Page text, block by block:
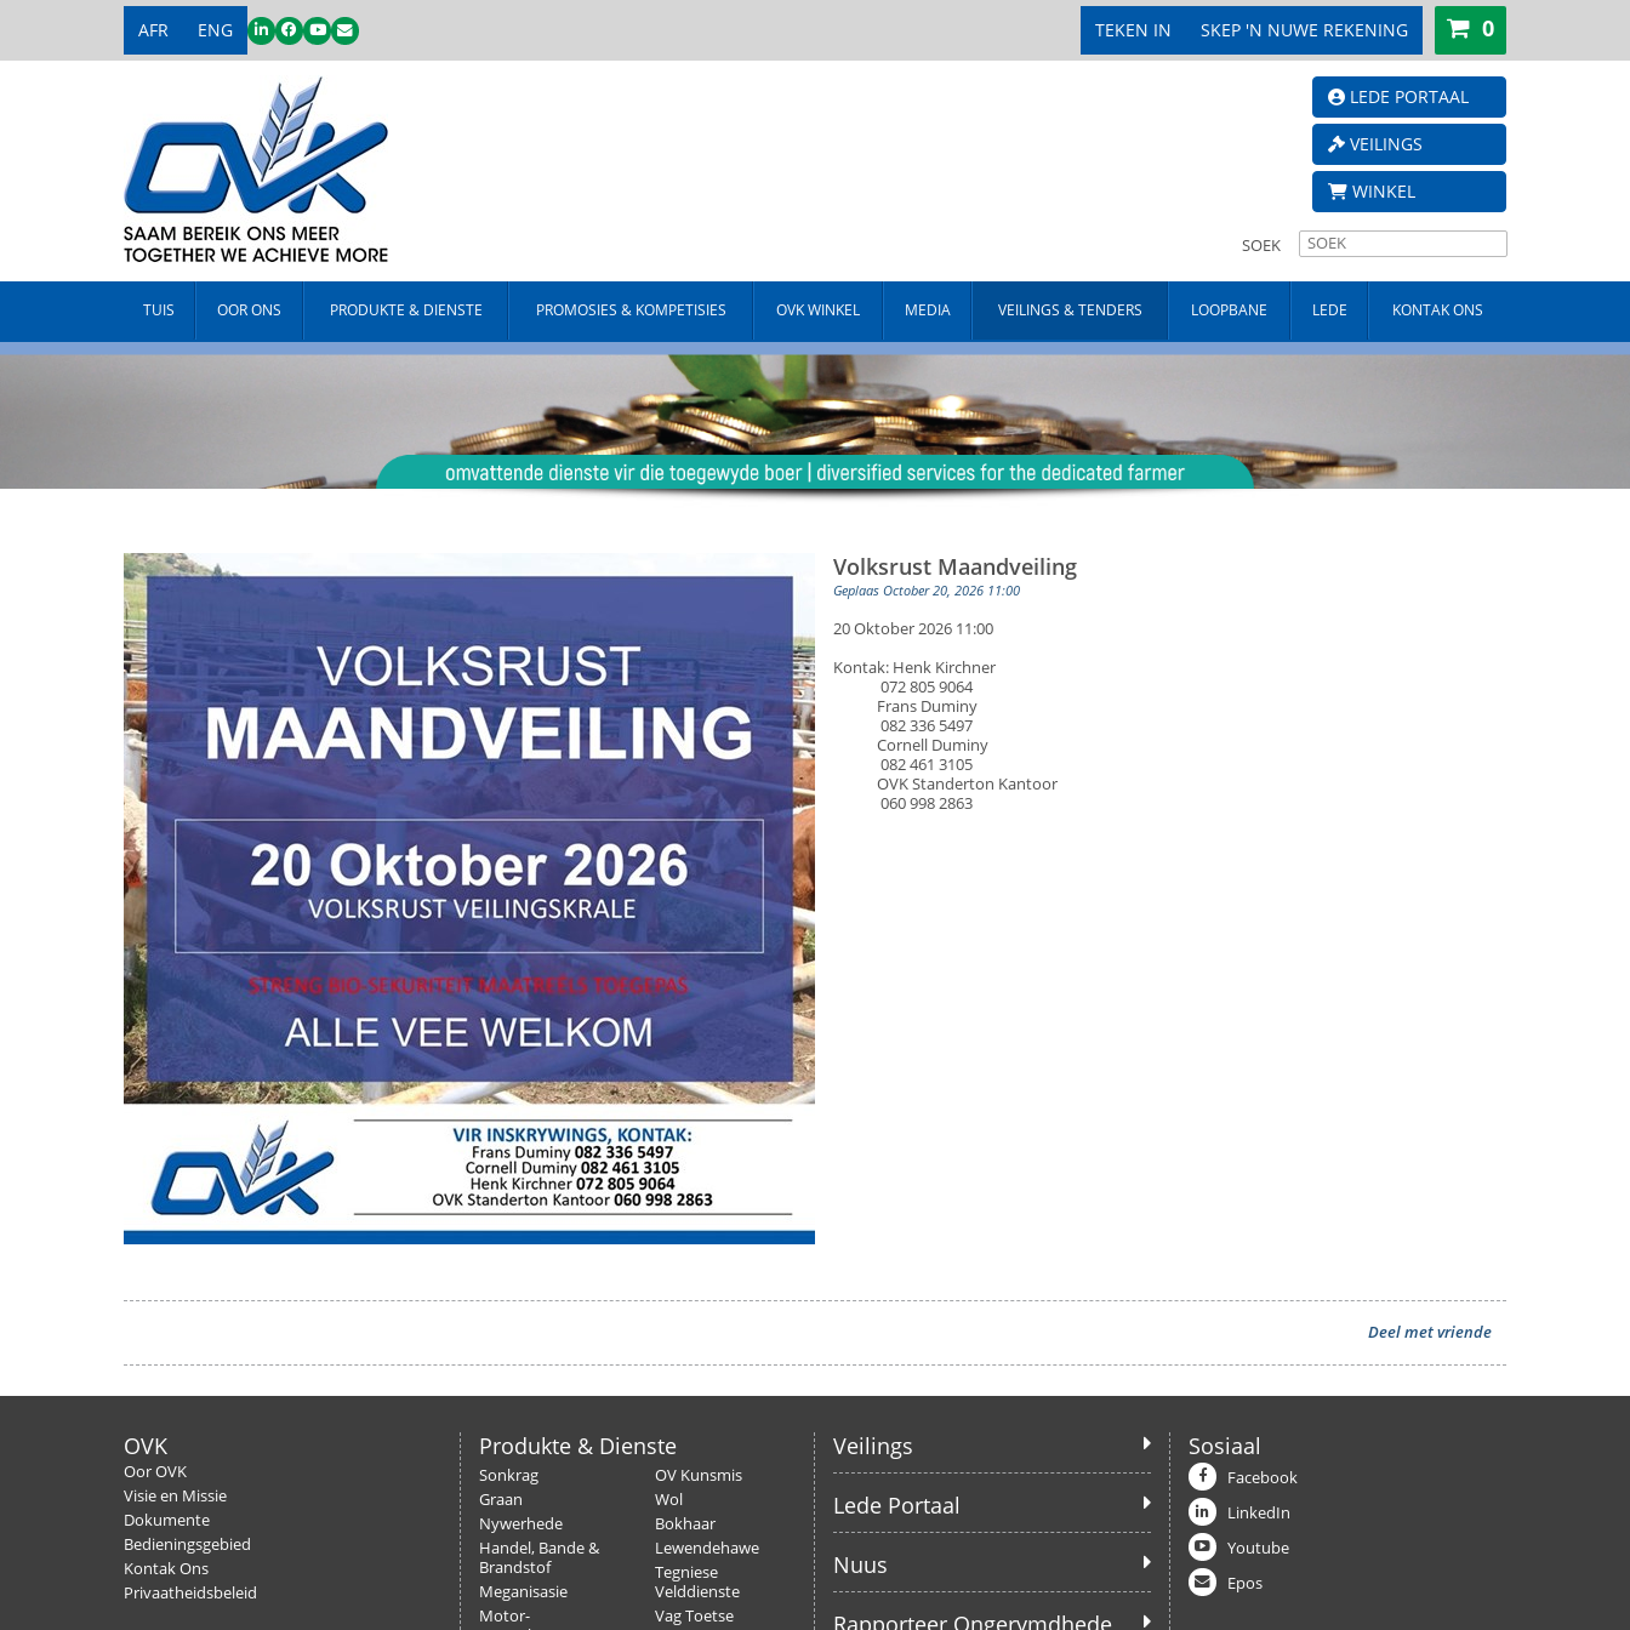
AFR ENG TEKEN IN SKEP 'N NUWE REKENING 0
LEDE PORTAAL
VEILINGS
WINKEL
SOEK
TUIS OOR ONS PRODUKTE & DIENSTE PROMOSIES & KOMPETISIES OVK WINKEL MEDIA VEILINGS & TENDERS LOOPBANE LEDE KONTAK ONS
Volksrust Maandveiling
Geplaas October 20, 2026 11:00
20 Oktober 2026 11:00
Kontak: Henk Kirchner
072 805 9064
Frans Duminy
082 336 5497
Cornell Duminy
082 461 3105
OVK Standerton Kantoor
060 998 2863
Deel met vriende
OVK
Oor OVK
Visie en Missie
Dokumente
Bedieningsgebied
Kontak Ons
Privaatheidsbeleid
Produkte & Dienste
Sonkrag
Graan
Nywerhede
Handel, Bande &
Brandstof
Meganisasie
Motor-
OV Kunsmis
Wol
Bokhaar
Lewendehawe
Tegniese
Velddienste
Vag Toetse
Veilings
Lede Portaal
Nuus
Rapporteer Ongerymdhede
Sosiaal
Facebook
LinkedIn
Youtube
Epos